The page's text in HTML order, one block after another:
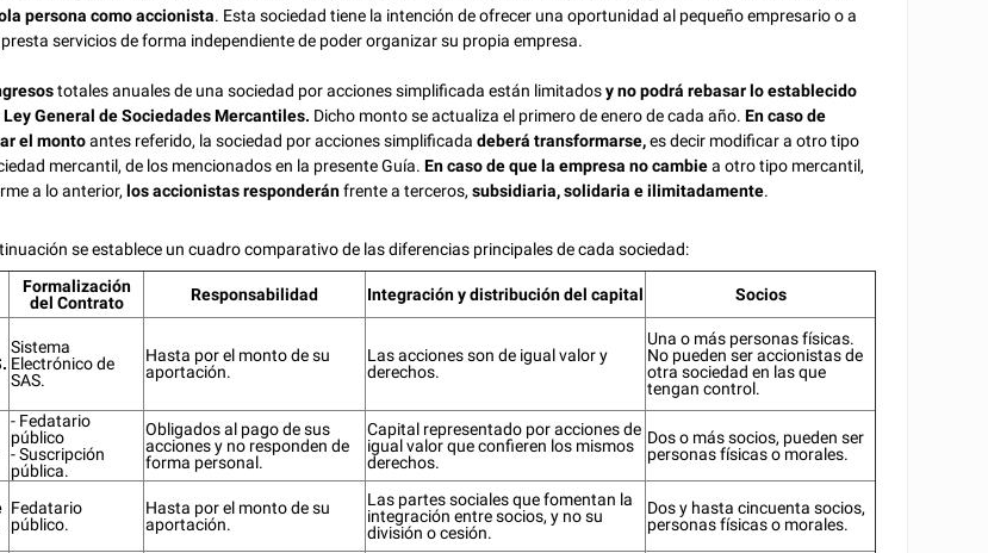
persona como accionista. Esta sociedad tiene la intención de ofrecer una oportunidad al pequeño empresario o a
servicios de forma independiente de poder organizar su propia empresa.
totales anuales de una sociedad por acciones simplificada están limitadosy no podrá rebasar lo establecido
Ley General de Sociedades Mercantiles. Dicho monto se actualiza el primero de enero de cada año. En caso de
el montoantes referido, la sociedad por acciones simplificadadeberá transformarse,es decir modificar a otro tipo
mercantil, de los mencionados en la presente Guía.En caso de que la empresa no cambiea otro tipo mercantil,
a lo anterior, los accionistas responderánfrente a terceros, subsidiaria, solidaria e ilimitadamente.
se establece un cuadro comparativo de las diferencias principales de cada sociedad:
Formalización
del Contrato
Responsabilidad Integración y distribución del capital Socios
Sistema
Electrónico de
SAS.
Hasta por el monto de su
aportación.
Las acciones son de igual valor y
derechos.
Una o más personas físicas.
No pueden ser accionistas de
otra sociedad en las que
tengan control.
- Fedatario
público
- Suscripción
pública.
Obligados al pago de sus
acciones y no responden de
forma personal.
Capital representado por acciones de
igual valor que confieren los mismos
derechos.
Dos o más socios, pueden ser
personas físicas o morales.
Fedatario
público.
Hasta por el monto de su
aportación.
Las partes sociales que fomentan la
integración entre socios, y no su
división o cesión.
Dos y hasta cincuenta socios,
personas físicas o morales.